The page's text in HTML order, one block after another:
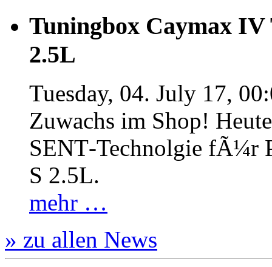
Tuningbox Caymax IV
2.5L
Tuesday, 04. July 17,
Zuwachs im Shop!
SENT‐Technolgie fÃ¼r
S 2.5L.
mehr …
» zu allen News